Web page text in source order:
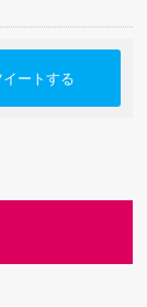
イートする